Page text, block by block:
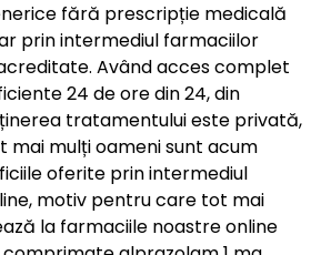
fără prescripție medicală
prin intermediul farmaciilor
Având acces complet
24 de ore din 24, din
tratamentului este privată,
mai mulți oameni sunt acum
oferite prin intermediul
motiv pentru care tot mai
la farmaciile noastre online